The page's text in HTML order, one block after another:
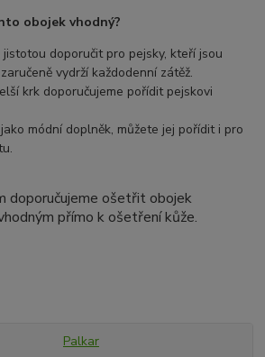
obojek vhodný?
doporučit pro pejsky, kteří jsou
vydrží každodenní zátěž.
krk doporučujeme pořídit pejskovi
módní doplněk, můžete jej pořídit i pro
doporučujeme ošetřit obojek
přímo k ošetření kůže.
Palkar